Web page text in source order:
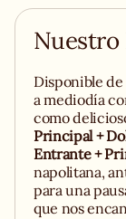
Disponible
a mediodía
como
Principal +
Entrante +
napolitana,
para una
que nos